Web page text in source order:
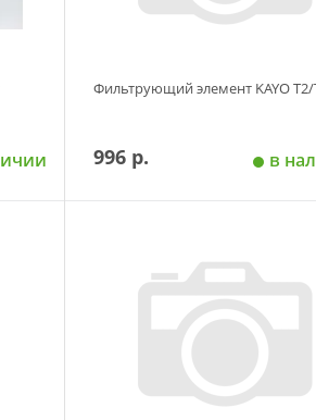
Фильтрующий элемент KAYO T2/
996 р. в